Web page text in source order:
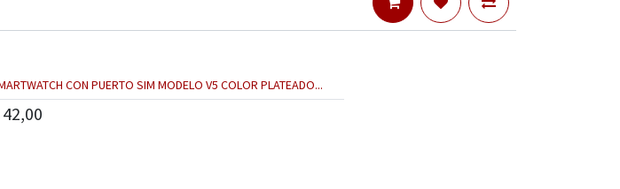
CON PUERTO SIM MODELO V5 COLOR PLATEADO...
42,00